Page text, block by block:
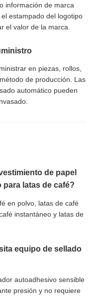
información de marca
estampado del logotipo
el valor de la marca.
en piezas, rollos,
de producción. Las
automático pueden
de papel
latas de café?
en polvo, latas de café
instantáneo y latas de
equipo de sellado
autoadhesivo sensible
presión y no requiere